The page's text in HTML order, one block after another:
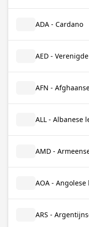
ADA - Cardano
AED -
AFN -
ALL - Albanese
AMD -
AOA - Angolese
ARS -